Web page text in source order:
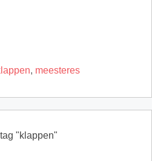
, meesteres
"klappen"